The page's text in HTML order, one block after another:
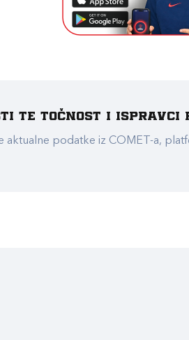
te točnost i ispravci
aktualne podatke iz COMET-a,